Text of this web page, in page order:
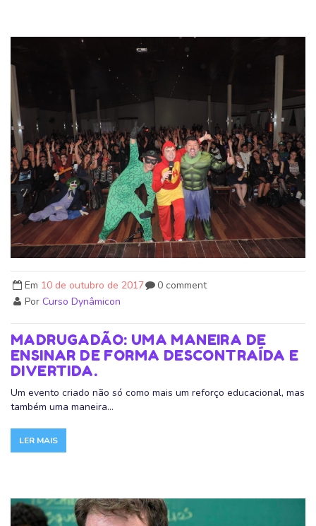
Em 10 de outubro de 2017
Por Curso Dynâmicon
0 comment
MADRUGADÃO: UMA MANEIRA DE
ENSINAR DE FORMA DESCONTRAÍDA E
DIVERTIDA.
Um evento criado não só como mais um reforço educacional, mas
também uma maneira...
LER MAIS